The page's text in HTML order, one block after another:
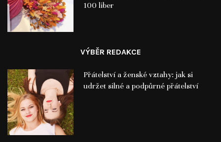
100 liber
VÝBĚR REDAKCE
Přátelství a ženské vztahy: jak si
udržet silné a podpůrné přátelství